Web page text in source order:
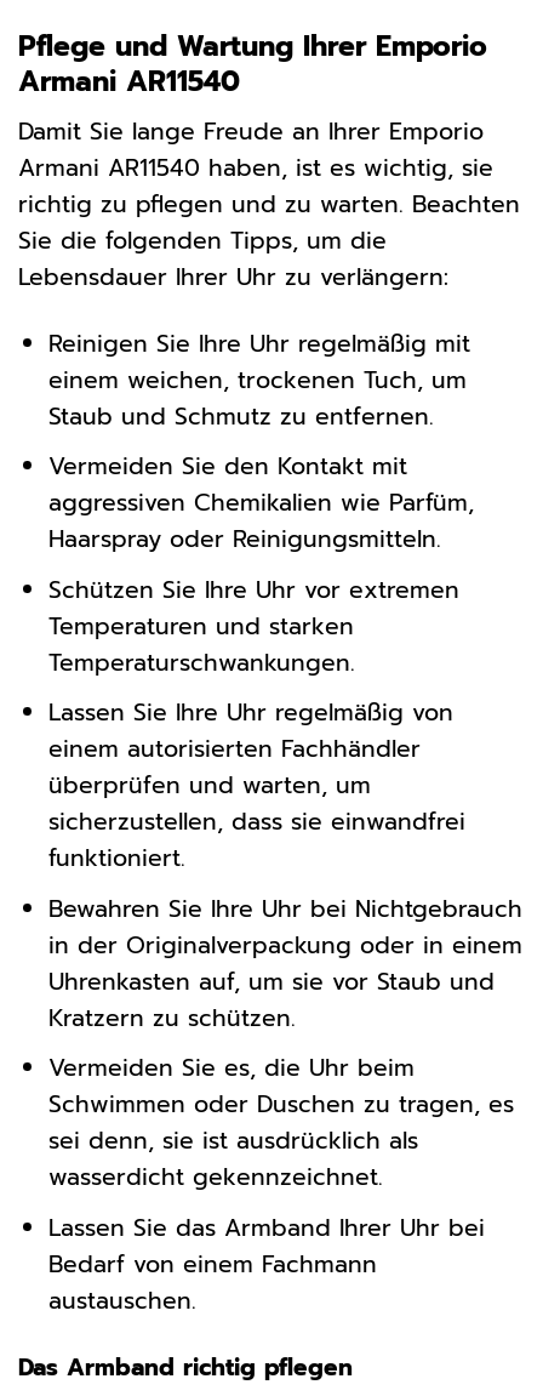
Pflege und Wartung Ihrer Emporio
Armani AR11540
Damit Sie lange Freude an Ihrer Emporio
Armani AR11540 haben, ist es wichtig, sie
richtig zu pflegen und zu warten. Beachten
Sie die folgenden Tipps, um die
Lebensdauer Ihrer Uhr zu verlängern:
Reinigen Sie Ihre Uhr regelmäßig mit
einem weichen, trockenen Tuch, um
Staub und Schmutz zu entfernen.
Vermeiden Sie den Kontakt mit
aggressiven Chemikalien wie Parfüm,
Haarspray oder Reinigungsmitteln.
Schützen Sie Ihre Uhr vor extremen
Temperaturen und starken
Temperaturschwankungen.
Lassen Sie Ihre Uhr regelmäßig von
einem autorisierten Fachhändler
überprüfen und warten, um
sicherzustellen, dass sie einwandfrei
funktioniert.
Bewahren Sie Ihre Uhr bei Nichtgebrauch
in der Originalverpackung oder in einem
Uhrenkasten auf, um sie vor Staub und
Kratzern zu schützen.
Vermeiden Sie es, die Uhr beim
Schwimmen oder Duschen zu tragen, es
sei denn, sie ist ausdrücklich als
wasserdicht gekennzeichnet.
Lassen Sie das Armband Ihrer Uhr bei
Bedarf von einem Fachmann
austauschen.
Das Armband richtig pflegen